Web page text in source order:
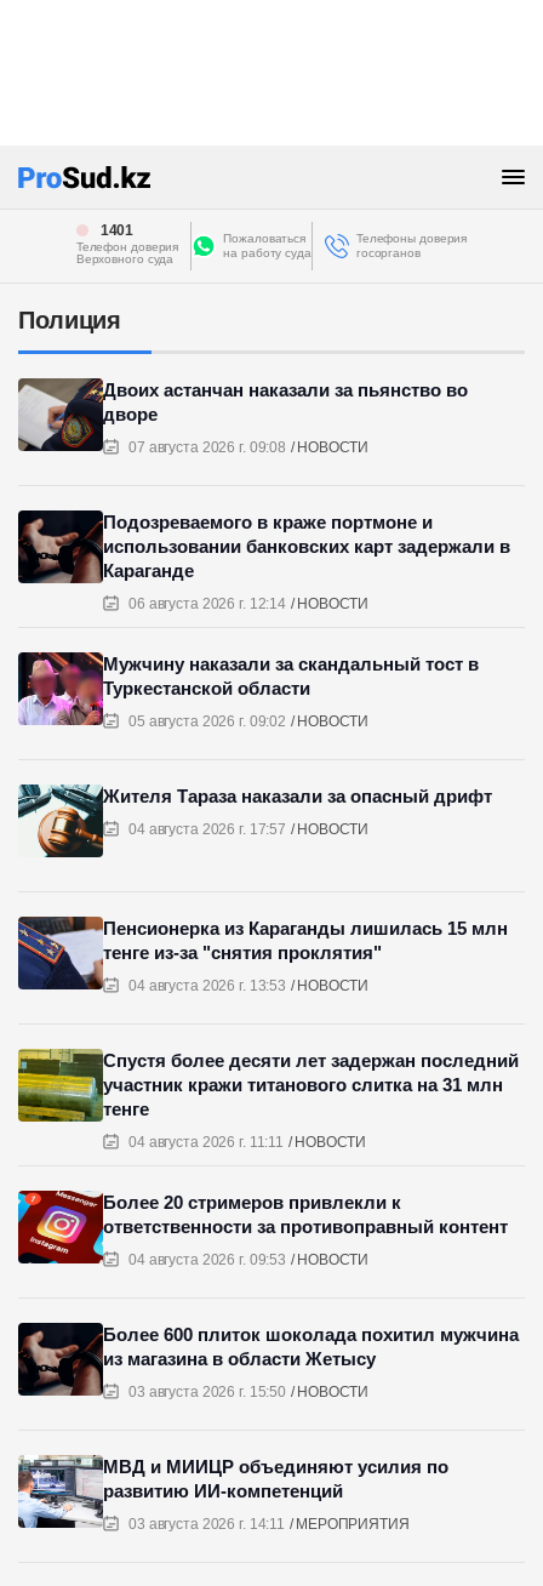
1401
Телефон доверия
Верховного суда
Пожаловаться
на работу суда
Телефоны доверия
госорганов
Полиция
07 августа 2026 г. 09:08 НОВОСТИ
Двоих астанчан наказали за пьянство во
дворе
06 августа 2026 г. 12:14 НОВОСТИ
Подозреваемого в краже портмоне и
использовании банковских карт задержали в
Караганде
05 августа 2026 г. 09:02 НОВОСТИ
Мужчину наказали за скандальный тост в
Туркестанской области
04 августа 2026 г. 17:57 НОВОСТИ
Жителя Тараза наказали за опасный дрифт
04 августа 2026 г. 13:53 НОВОСТИ
Пенсионерка из Караганды лишилась 15 млн
тенге из-за "снятия проклятия"
04 августа 2026 г. 11:11 НОВОСТИ
Спустя более десяти лет задержан последний
участник кражи титанового слитка на 31 млн
тенге
04 августа 2026 г. 09:53 НОВОСТИ
Более 20 стримеров привлекли к
ответственности за противоправный контент
03 августа 2026 г. 15:50 НОВОСТИ
Более 600 плиток шоколада похитил мужчина
из магазина в области Жетысу
03 августа 2026 г. 14:11 МЕРОПРИЯТИЯ
МВД и МИИЦР объединяют усилия по
развитию ИИ-компетенций